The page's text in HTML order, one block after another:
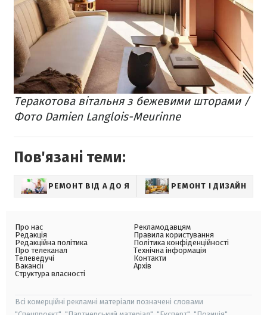
Теракотова вітальня з бежевими шторами /
Фото Damien Langlois-Meurinne
Пов'язані теми:
РЕМОНТ ВІД А ДО Я РЕМОНТ І ДИЗАЙН
Про нас
Редакція
Редакційна політика
Про телеканал
Телеведучі
Вакансії
Структура власності
Рекламодавцям
Правила користування
Політика конфіденційності
Технічна інформація
Контакти
Архів
Всі комерційні рекламні матеріали позначені словами